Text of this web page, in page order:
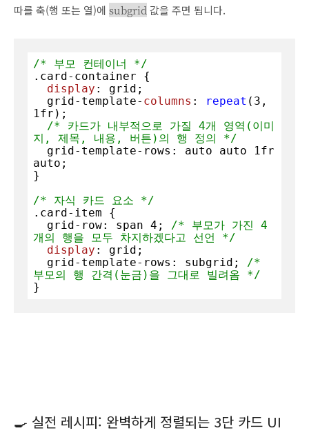
따를 축(행 또는 열)에 subgrid 값을 주면 됩니다.
/* 부모 컨테이너 */
.card-container {
display : grid;
  grid-template-
columns : repeat ( 3
1fr);
/* 카드가 내부적으로 가질 4개 영역(이미
지, 제목, 내용, 버튼)의 행 정의 */
  grid-template-rows: auto auto
1fr
auto;
}
/* 자식 카드 요소 */
.card-item {
  grid-row: span
4 ; /* 부모가 가진 4
개의 행을 모두 차지하겠다고 선언 */
display : grid;
  grid-template-rows: subgrid;
/*
부모의 행 간격(눈금)을 그대로 빌려옴 */
}
🍳 실전 레시피: 완벽하게 정렬되는 3단 카드 UI